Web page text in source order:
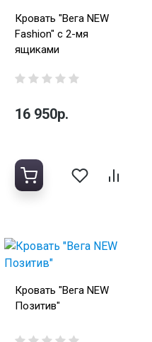
Кровать "Вега NEW
Fashion" с 2-мя
ящиками
16 950р.
Кровать "Вега NEW
Позитив"